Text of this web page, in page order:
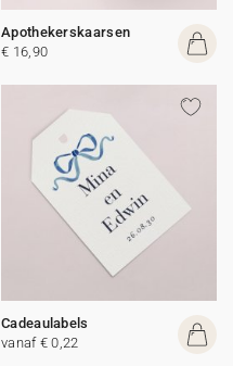
Apothekerskaarsen
€ 16,90
Cadeaulabels
vanaf € 0,22